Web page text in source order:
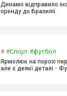
Динамо відправило
оренду до Бразилії.
# #Спорт #футбол
Ярмолюк на порозі
але є деякі деталі -